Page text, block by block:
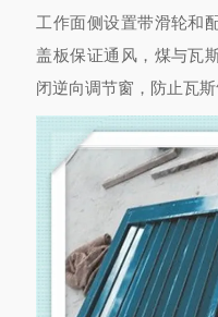
工作面侧设置带滑轮和
盖板保证通风，煤与瓦
闭逆向调节窗，防止瓦斯